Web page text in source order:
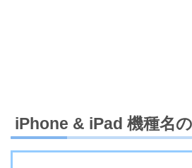
iPhone & iPad 機種名